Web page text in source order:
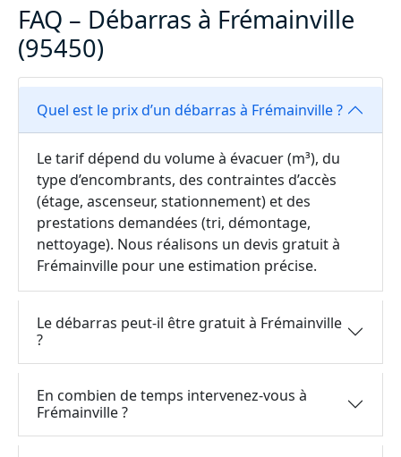
FAQ – Débarras à Frémainville
(95450)
Quel est le prix d’un débarras à Frémainville ?
Le tarif dépend du volume à évacuer (m³), du
type d’encombrants, des contraintes d’accès
(étage, ascenseur, stationnement) et des
prestations demandées (tri, démontage,
nettoyage). Nous réalisons un devis gratuit à
Frémainville pour une estimation précise.
Le débarras peut-il être gratuit à Frémainville
?
En combien de temps intervenez-vous à
Frémainville ?